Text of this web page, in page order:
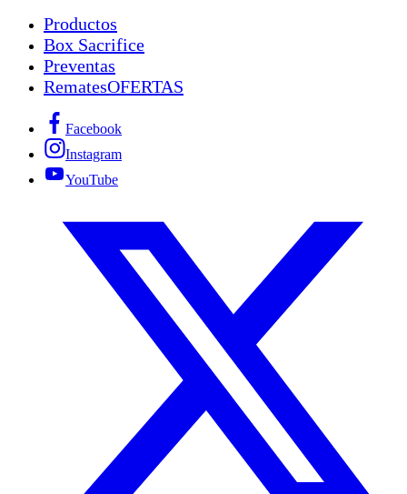
Productos
Box Sacrifice
Preventas
RematesOFERTAS
Facebook
Instagram
YouTube